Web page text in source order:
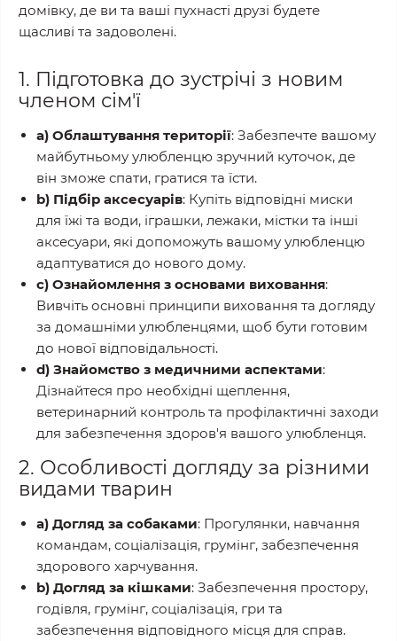
домівку, де ви та ваші пухнасті друзі будете
щасливі та задоволені.
1. Підготовка до зустрічі з новим
членом сім'ї
a) Облаштування території: Забезпечте вашому
майбутньому улюбленцю зручний куточок, де
він зможе спати, гратися та їсти.
b) Підбір аксесуарів: Купіть відповідні миски
для їжі та води, іграшки, лежаки, містки та інші
аксесуари, які допоможуть вашому улюбленцю
адаптуватися до нового дому.
c) Ознайомлення з основами виховання:
Вивчіть основні принципи виховання та догляду
за домашніми улюбленцями, щоб бути готовим
до нової відповідальності.
d) Знайомство з медичними аспектами:
Дізнайтеся про необхідні щеплення,
ветеринарний контроль та профілактичні заходи
для забезпечення здоров'я вашого улюбленця.
2. Особливості догляду за різними
видами тварин
a) Догляд за собаками: Прогулянки, навчання
командам, соціалізація, грумінг, забезпечення
здорового харчування.
b) Догляд за кішками: Забезпечення простору,
годівля, грумінг, соціалізація, гри та
забезпечення відповідного місця для справ.